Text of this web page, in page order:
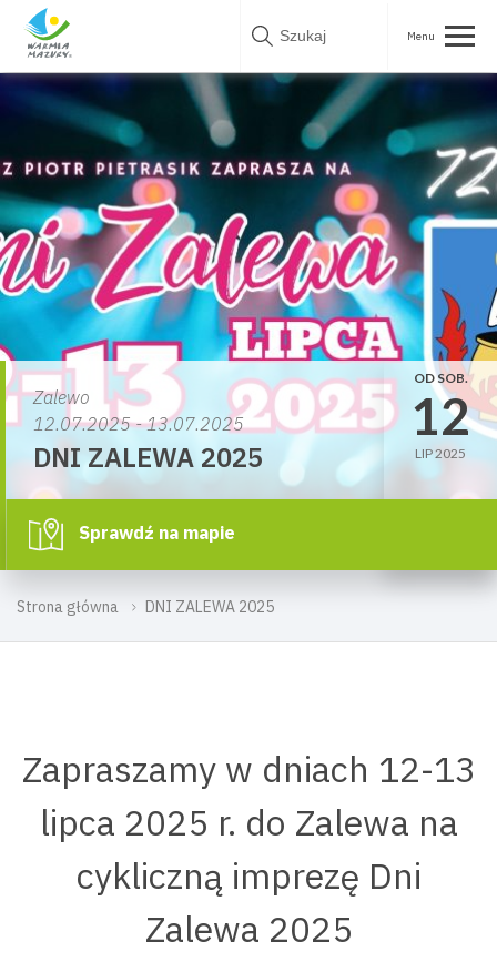
Skip
Strona główna DNI ZALEWA 2025
Zalewo
12.07.2025 - 13.07.2025
DNI ZALEWA 2025
OD SOB.
12
LIP 2025
Sprawdź na mapie
Zapraszamy w dniach 12-13
lipca 2025 r. do Zalewa na
cykliczną imprezę Dni
Zalewa 2025